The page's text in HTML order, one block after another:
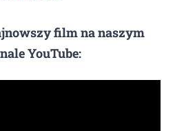
film na naszym
YouTube: